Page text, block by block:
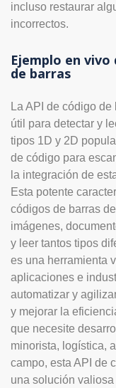
incluso restaurar
incorrectos.
Ejemplo en
de barras
La API de código
útil para detectar y
tipos 1D y 2D
de código para
la integración de
Esta potente
códigos de barras
imágenes,
y leer tantos tipos
es una herramienta
aplicaciones e
automatizar y
y mejorar la
que necesite
minorista, logística,
campo, esta API de
una solución